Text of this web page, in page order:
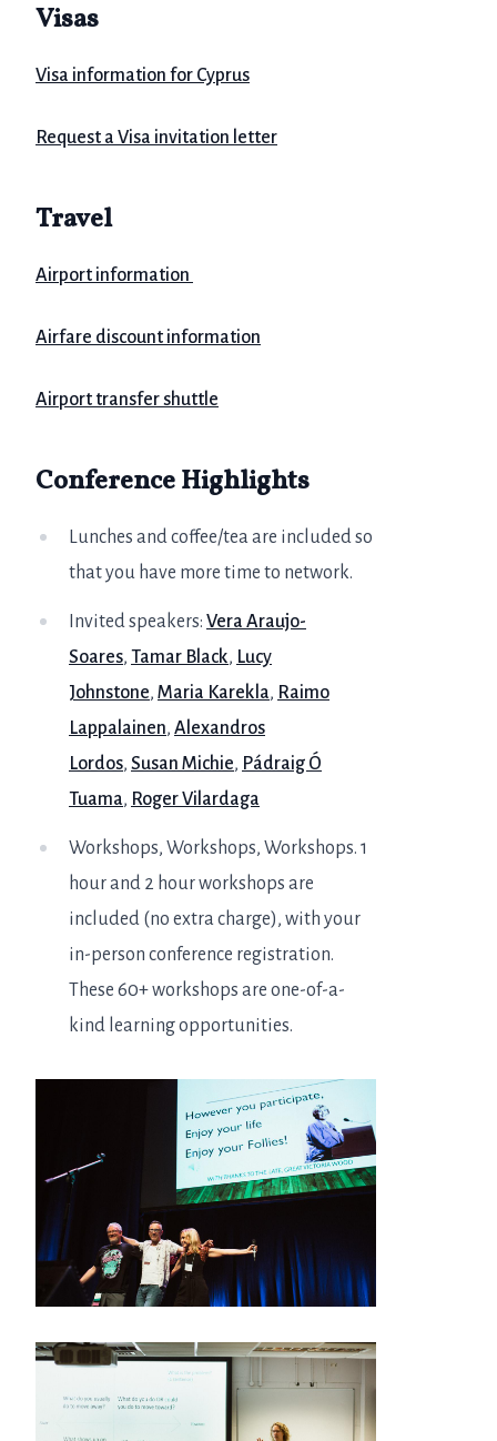
Visas
Visa information for Cyprus
Request a Visa invitation letter
Travel
Airport information
Airfare discount information
Airport transfer shuttle
Conference Highlights
Lunches and coffee/tea are included so
that you have more time to network.
Invited speakers: Vera Araujo-
Soares, Tamar Black, Lucy
Johnstone, Maria Karekla, Raimo
Lappalainen, Alexandros
Lordos, Susan Michie, Pádraig Ó
Tuama, Roger Vilardaga
Workshops, Workshops, Workshops. 1
hour and 2 hour workshops are
included (no extra charge), with your
in-person conference registration.
These 60+ workshops are one-of-a-
kind learning opportunities.